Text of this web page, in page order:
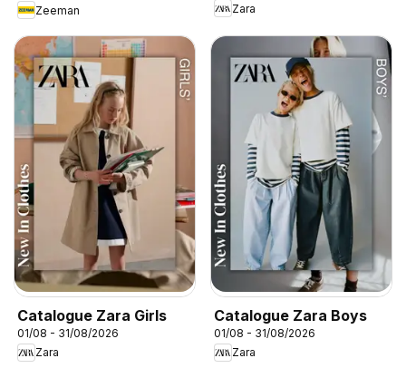
Zeeman
Zara
Catalogue Zara Girls
01/08 - 31/08/2026
Zara
Catalogue Zara Boys
01/08 - 31/08/2026
Zara